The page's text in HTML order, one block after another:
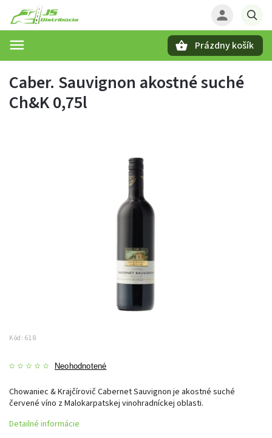
Prázdny košík
Caber. Sauvignon akostné suché
Ch&K 0,75l
Kód: 618
Neohodnotené
Chowaniec & Krajčírovič Cabernet Sauvignon je akostné suché
červené víno z Malokarpatskej vinohradníckej oblasti.
Detailné informácie